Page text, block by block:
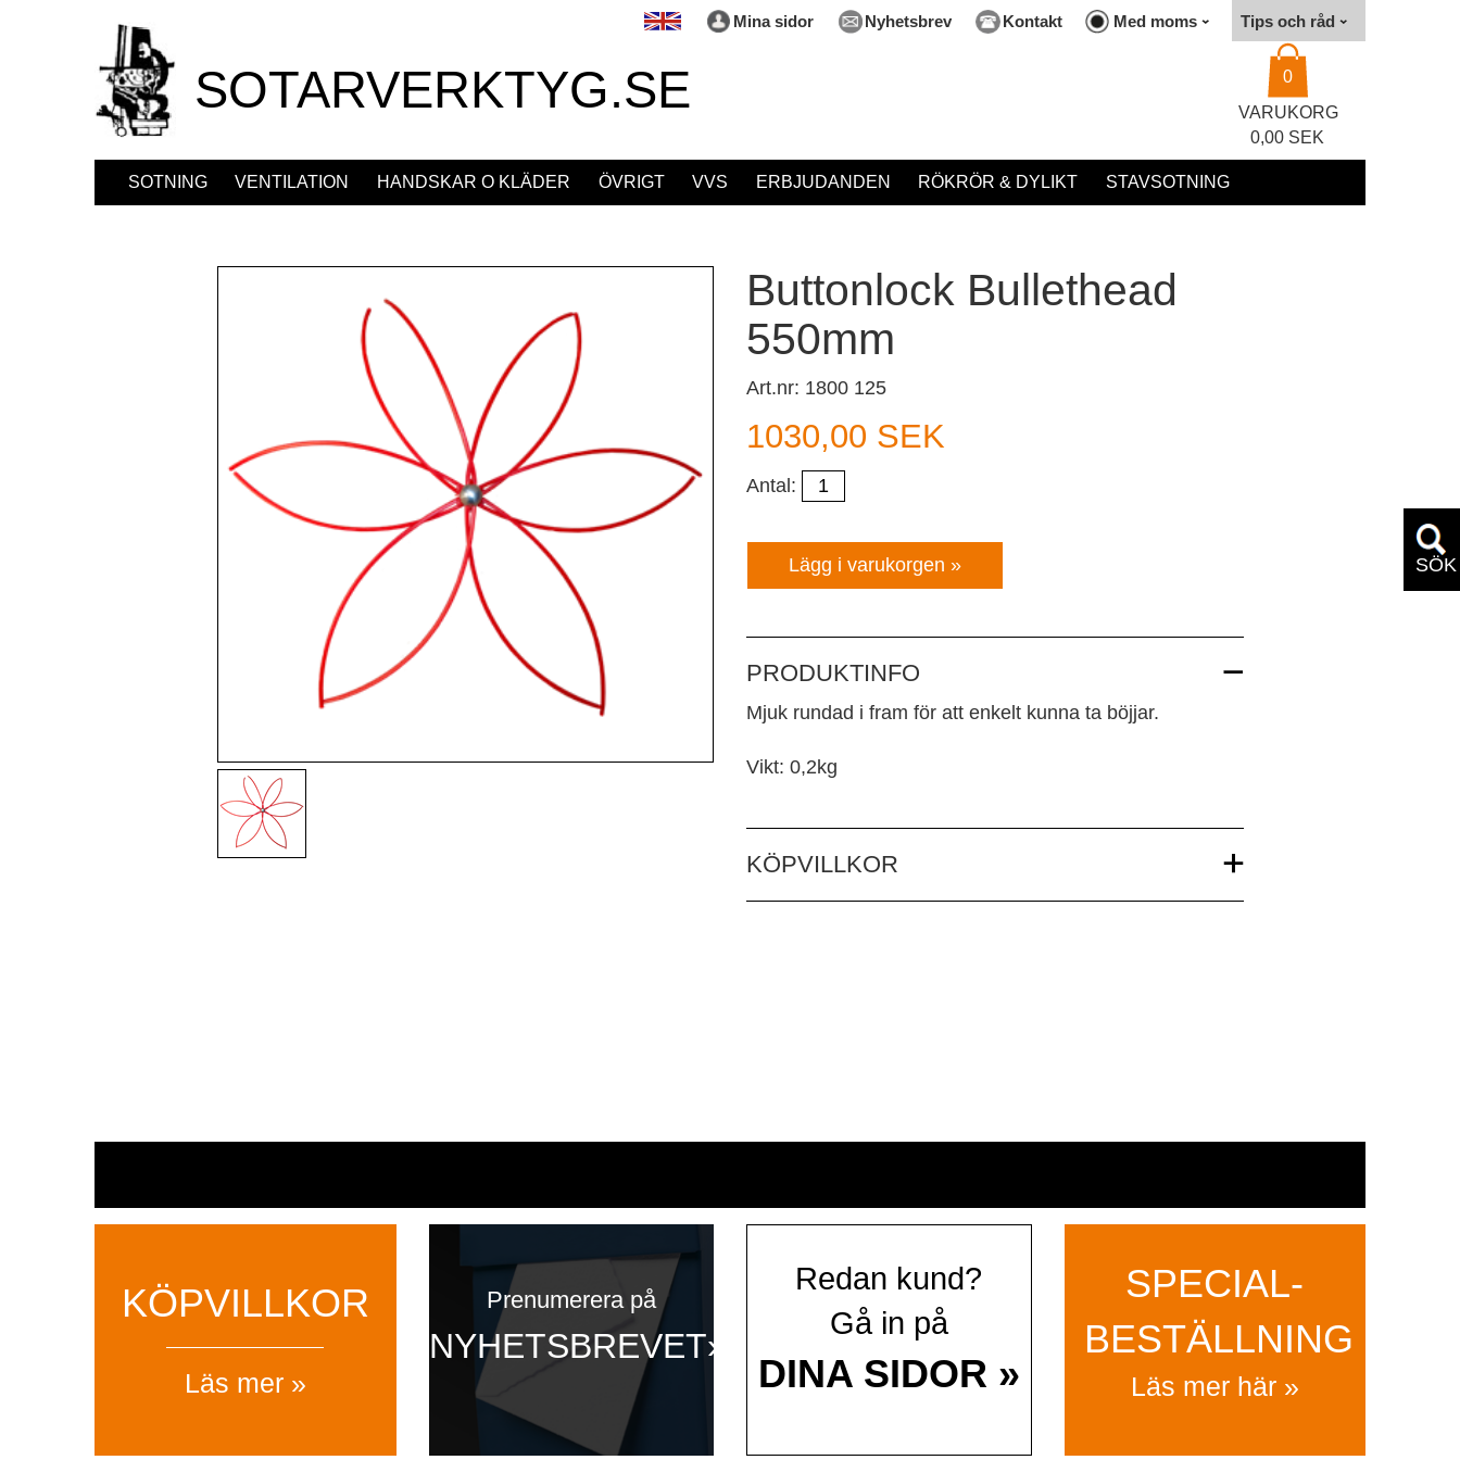
SOTARVERKTYG.SE
0
VARUKORG
0,00 SEK
Mina sidor Nyhetsbrev Kontakt Med moms Tips och råd
SOTNING VENTILATION HANDSKAR O KLÄDER ÖVRIGT VVS ERBJUDANDEN RÖKRÖR & DYLIKT STAVSOTNING
SÖK
Buttonlock Bullethead
550mm
Art.nr: 1800 125
1030,00 SEK
Antal:
PRODUKTINFO
Mjuk rundad i fram för att enkelt kunna ta böjjar.
Vikt: 0,2kg
KÖPVILLKOR
KÖPVILLKOR
Läs mer »
Prenumerera på
NYHETSBREVET»
Redan kund?
Gå in på
DINA SIDOR »
SPECIAL­
BESTÄLLNING
Läs mer här »